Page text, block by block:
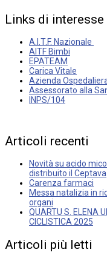
Links di interesse
A.I.T.F. Nazionale
AITF Bimbi
EPATEAM
Carica Vitale
Azienda
Assessorato alla
INPS/104
Articoli recenti
Novità su acido
distribuito il Ceptava
Carenza farmaci
Messa natalizia in
organi
QUARTU S. ELENA
CICLISTICA 2025
Articoli più letti